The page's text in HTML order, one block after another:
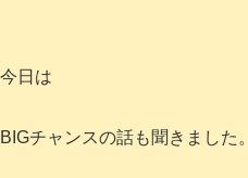
今日は
BIGチャンスの話も聞きました。